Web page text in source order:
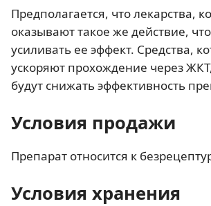
Предполагается, что лекарства,
оказывают такое же действие,
усиливать ее эффект. Средства,
ускоряют прохождение через
будут снижать эффективность
Условия продажи
Препарат относится к
Условия хранения